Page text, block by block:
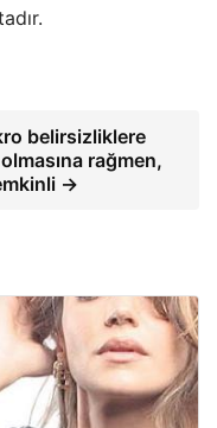
belirsizliklere
rağmen,
→